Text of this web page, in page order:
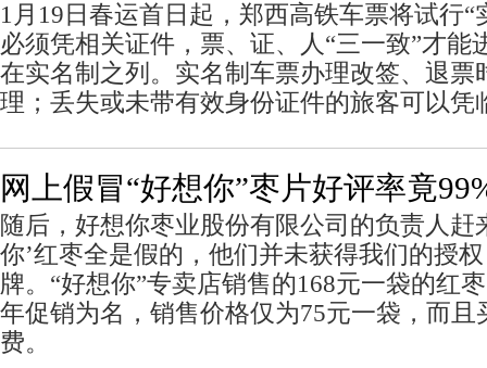
1月19日春运首日起，郑西高铁车票将试行“
必须凭相关证件，票、证、人“三一致”才能
在实名制之列。实名制车票办理改签、退票
理；丢失或未带有效身份证件的旅客可以凭
网上假冒“好想你”枣片好评率竟
随后，好想你枣业股份有限公司的负责人赶
你’红枣全是假的，他们并未获得我们的授
牌。“好想你”专卖店销售的168元一袋的红
年促销为名，销售价格仅为75元一袋，而且
费。